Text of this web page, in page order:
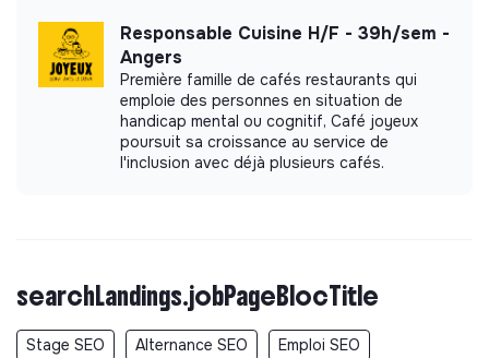
Responsable Cuisine H/F - 39h/sem -
Angers
Première famille de cafés restaurants qui
emploie des personnes en situation de
handicap mental ou cognitif, Café joyeux
poursuit sa croissance au service de
l'inclusion avec déjà plusieurs cafés.
searchLandings.jobPageBlocTitle
Stage SEO Alternance SEO Emploi SEO